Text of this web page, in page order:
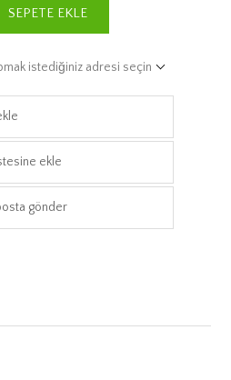
SEPETE EKLE
istediğiniz adresi seçin
ekle
gönder